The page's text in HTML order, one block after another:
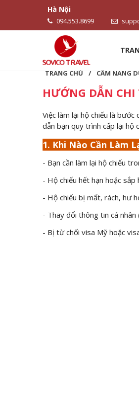
Hà Nội
094.553.8699
TRANG CHỦ / CẨM NANG
HƯỚNG DẪN
Việc làm lại hộ chiếu là
dẫn bạn quy trình cấp lại hộ
1. Khi Nào Cần Làm
- Bạn cần làm lại hộ chiếu
- Hộ chiếu hết hạn hoặc
- Hộ chiếu bị mất, rách, hư
- Thay đổi thông tin cá nhân
- Bị từ chối visa Mỹ hoặc